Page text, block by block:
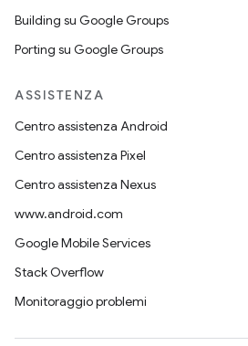
Building su Google Groups
Porting su Google Groups
ASSISTENZA
Centro assistenza Android
Centro assistenza Pixel
Centro assistenza Nexus
www.android.com
Google Mobile Services
Stack Overflow
Monitoraggio problemi